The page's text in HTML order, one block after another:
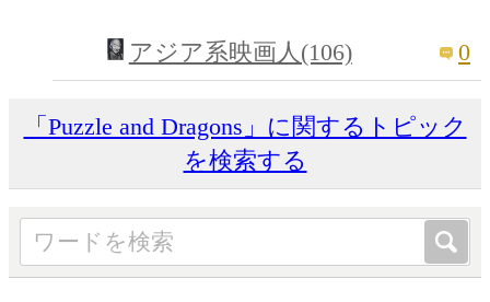
アジア系映画人(106) 0
「Puzzle and Dragons」に関するトピック
を検索する